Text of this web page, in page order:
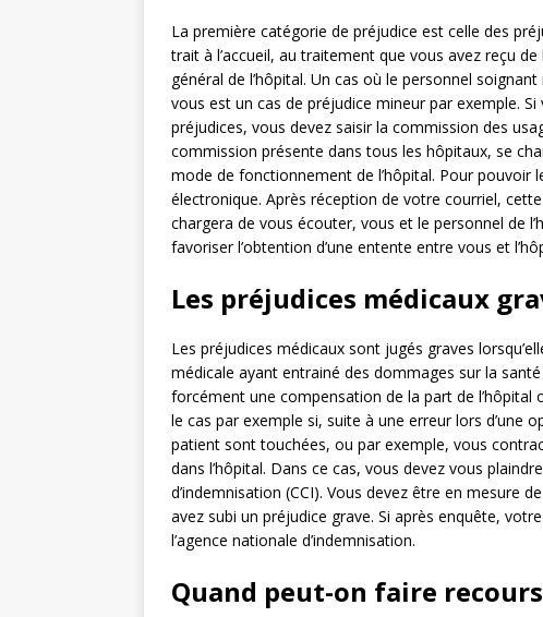
La première catégorie de préjudice est celle des
trait à l’accueil, au traitement que vous avez reçu
général de l’hôpital. Un cas où le personnel
vous est un cas de préjudice mineur par exemple.
préjudices, vous devez saisir la commission des
commission présente dans tous les hôpitaux, se
mode de fonctionnement de l’hôpital. Pour pouvoir
électronique. Après réception de votre courriel,
chargera de vous écouter, vous et le personnel de
favoriser l’obtention d’une entente entre vous et
Les préjudices médicaux
Les préjudices médicaux sont jugés graves
médicale ayant entrainé des dommages sur la
forcément une compensation de la part de l’hôpital
le cas par exemple si, suite à une erreur lors d’une
patient sont touchées, ou par exemple, vous
dans l’hôpital. Dans ce cas, vous devez vous
d’indemnisation (CCI). Vous devez être en mesure
avez subi un préjudice grave. Si après enquête,
l’agence nationale d’indemnisation.
Quand peut-on faire